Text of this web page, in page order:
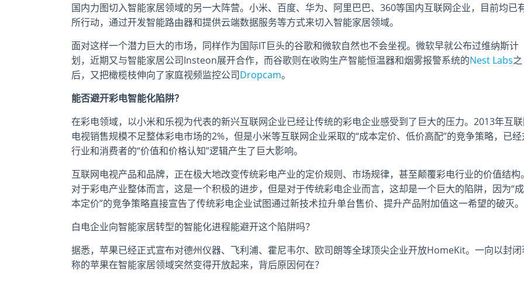
国内力图切入智能家居领域的另一大阵营。小米、百度、华为、阿里巴巴、360等国内互联网企业，目前均已
所行动，通过开发智能路由器和提供云端数据服务等方式来切入智能家居领域。
面对这样一个潜力巨大的市场，同样作为国际IT巨头的谷歌和微软自然也不会坐视。微软早就公布过维纳斯计
划，近期又与智能家居公司Insteon展开合作，而谷歌则在收购生产智能恒温器和烟雾报警系统的Nest Labs之
后，又把橄榄枝伸向了家庭视频监控公司Dropcam。
能否避开彩电智能化陷阱？
在彩电领域，以小米和乐视为代表的新兴互联网企业已经让传统的彩电企业感受到了巨大的压力。2013年互
电视销售规模不足整体彩电市场的2%，但是小米等互联网企业采取的“成本定价、低价高配”的竞争策略，已经
行业和消费者的“价值和价格认知”逻辑产生了巨大影响。
互联网电视产品和品牌，正在极大地改变传统彩电产业的定价规则、市场规律，甚至颠覆彩电行业的价值结构。
对于彩电产业整体而言，这是一个积极的进步，但是对于传统彩电企业而言，这却是一个巨大的陷阱，因为“成
本定价”的竞争策略直接宣告了传统彩电企业试图通过新技术拉升单台售价、提升产品附加值这一希望的破灭。
白电企业向智能家居转型的智能化进程能避开这个陷阱吗？
据悉，苹果已经正式宣布对德州仪器、飞利浦、霍尼韦尔、欧司朗等全球顶尖企业开放HomeKit。一向以封闭
称的苹果在智能家居领域突然变得开放起来，背后原因何在？